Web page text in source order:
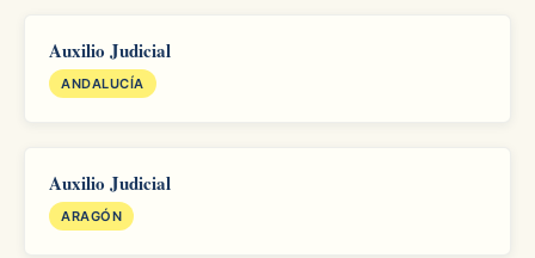
Auxilio Judicial
ANDALUCÍA
Auxilio Judicial
ARAGÓN